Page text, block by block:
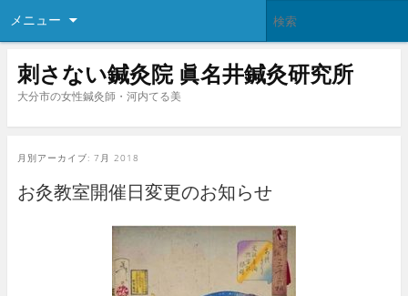
メニュー
刺さない鍼灸院 眞名井鍼灸研究所
大分市の女性鍼灸師・河内てる美
月別アーカイブ: 7月 2018
お灸教室開催日変更のお知らせ